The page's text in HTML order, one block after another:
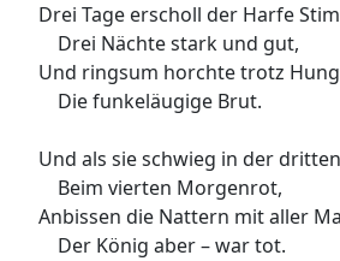
Drei Tage erscholl der Harfe
Drei Nächte stark und gut,
Und ringsum horchte trotz
Die funkeläugige Brut.
Und als sie schwieg in der
Beim vierten Morgenrot,
Anbissen die Nattern mit aller
Der König aber – war tot.